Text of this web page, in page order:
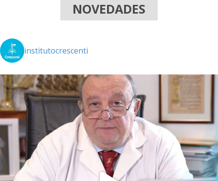
NOVEDADES
institutocrescenti